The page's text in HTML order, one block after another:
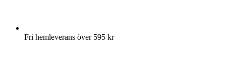
Fri hemleverans över 595 kr